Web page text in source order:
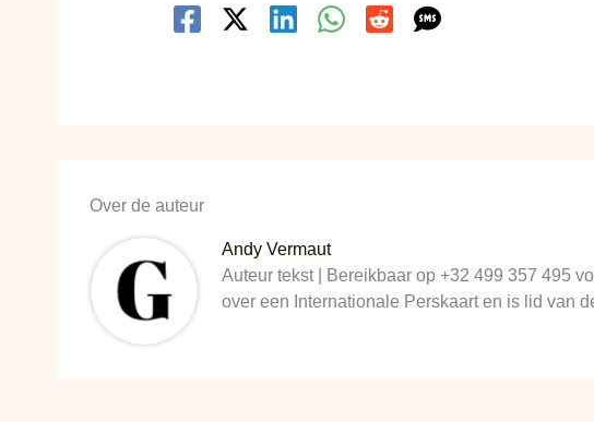
Over de auteur
Andy Vermaut
Auteur tekst | Bereikbaar op +32 499 357 495
over een Internationale Perskaart en is lid van